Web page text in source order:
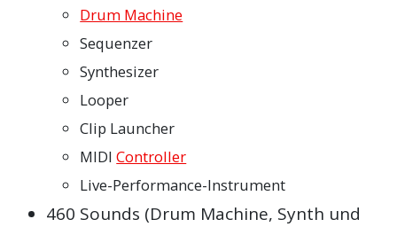
Drum Machine
Sequenzer
Synthesizer
Looper
Clip Launcher
MIDIController
Live-Performance-Instrument
460 Sounds (Drum Machine, Synth und